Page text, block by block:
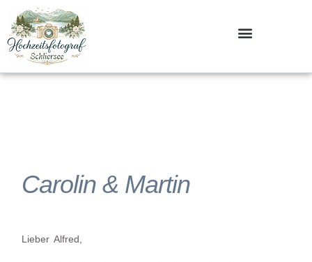
Inhalt
springen
Carolin & Martin
Lieber Alfred,